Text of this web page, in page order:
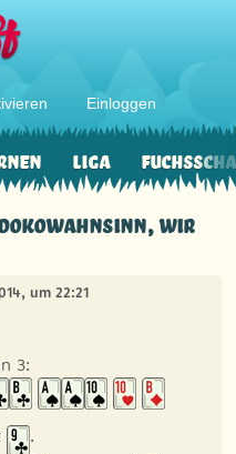
Einloggen
Liga
wir
um 22:21
3:
.